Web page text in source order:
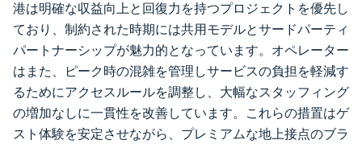
港は明確な収益向上と回復力を持つプロジェクトを優先し
ており、制約された時期には共用モデルとサードパーティ
パートナーシップが魅力的となっています。オペレーター
はまた、ピーク時の混雑を管理しサービスの負担を軽減す
るためにアクセスルールを調整し、大幅なスタッフィング
の増加なしに一貫性を改善しています。これらの措置はゲ
スト体験を安定させながら、プレミアムな地上接点のブラ